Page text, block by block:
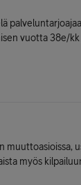
vuotta 38e/
muuttoasioissa,
myös